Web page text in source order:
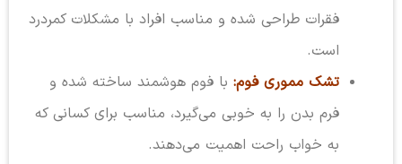
فقرات طراحی شده و مناسب افراد با مشکلات کمردرد
است.
تشک مموری فوم:با فوم هوشمند ساخته شده و
فرم بدن را به خوبی می‌گیرد، مناسب برای کسانی که
به خواب راحت اهمیت می‌دهند.